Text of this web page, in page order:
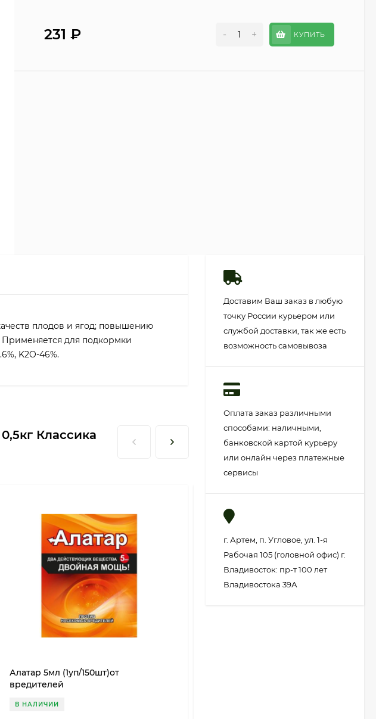
231₽ - + КУПИТЬ
плодов и ягод; повышению
для подкормки
K2O-46%.
Классика
Алатар 5мл (1уп/150шт)от
вредителей
В НАЛИЧИИ
Доставим Ваш заказ в любую
точку России курьером или
службой доставки, так же есть
возможность самовывоза
Оплата заказ различными
способами: наличными,
банковской картой курьеру
или онлайн через платежные
сервисы
г. Артем, п. Угловое, ул. 1-я
Рабочая 105 (головной офис) г.
Владивосток: пр-т 100 лет
Владивостока 39А